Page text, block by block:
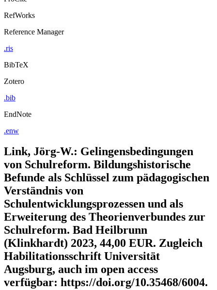
BibTeX
Zotero
.bib
EndNote
.enw
Link, Jörg-W.: Gelingensbedingungen
von Schulreform. Bildungshistorische
Verständnis von
Schulentwicklungsprozessen und als
Erweiterung des Theorienverbundes zur
Schulreform. Bad Heilbrunn
(Klinkhardt) 2023, 44,00 EUR. Zugleich
Habilitationsschrift Universität
Augsburg, auch im open access
verfügbar: https://doi.org/10.35468/6004.
von
Jörg-W. Link (Autor:in)
4 Seiten
Open Access
Journal:
Pädagogische Rundschau Band 79 Ausgabe 3
Erscheinungsjahr 2025 pp. 363 - 365